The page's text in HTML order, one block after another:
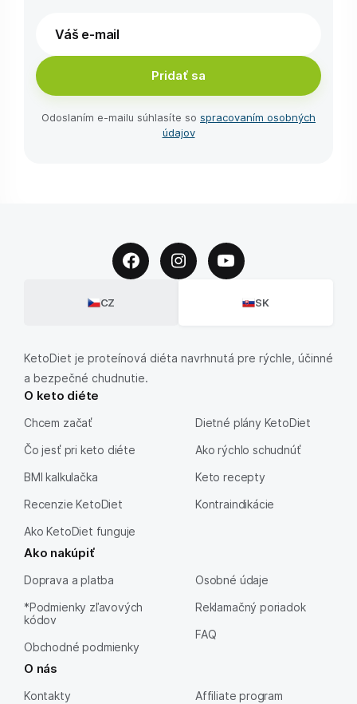
Pridať sa
Odoslaním e-⁠mailu súhlasíte so spracovaním osobných
údajov
CZ SK
KetoDiet je proteínová diéta navrhnutá pre rýchle, účinné
a bezpečné chudnutie.
O keto diéte
Chcem začať
Čo jesť pri keto diéte
BMI kalkulačka
Recenzie KetoDiet
Ako KetoDiet funguje
Dietné plány KetoDiet
Ako rýchlo schudnúť
Keto recepty
Kontraindikácie
Ako nakúpiť
Doprava a platba
*Podmienky zľavových
kódov
Obchodné podmienky
Osobné údaje
Reklamačný poriadok
FAQ
O nás
Kontakty Affiliate program